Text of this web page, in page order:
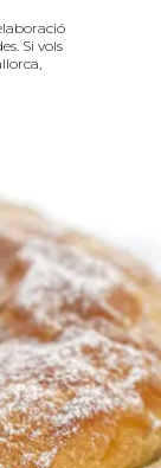
Si vols